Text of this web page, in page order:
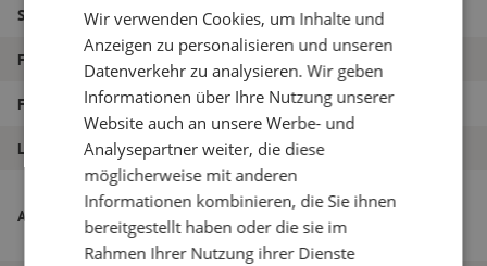
Steckertyp LC/APC – LC/APC
Faser-Typ G.657A1
Faseranzahl 24
Länge 35m
Artikelname
Breakout-Kabel, 24-polig, SM, G657A1,
LC/APC (Fanout-Länge 1,6m)-LC/APC
(Fanout-Länge 1,6m), CPR Dca, gelb, 35m
Wir verwenden Cookies, um Inhalte und
Anzeigen zu personalisieren und unseren
Datenverkehr zu analysieren. Wir geben
Informationen über Ihre Nutzung unserer
Website auch an unsere Werbe- und
Analysepartner weiter, die diese
möglicherweise mit anderen
Informationen kombinieren, die Sie ihnen
bereitgestellt haben oder die sie im
Rahmen Ihrer Nutzung ihrer Dienste